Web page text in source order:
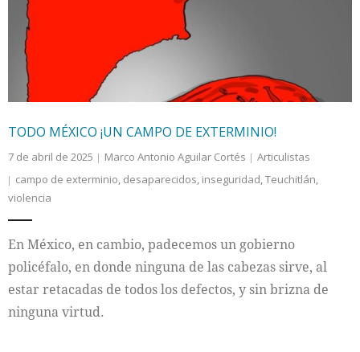
TODO MÉXICO ¡UN CAMPO DE EXTERMINIO!
7 de abril de 2025 Marco Antonio Aguilar Cortés
Articulistas
campo de exterminio, desaparecidos, inseguridad,Teuchitlán,
violencia
En México, en cambio, padecemos un gobierno
policéfalo, en donde ninguna de las cabezas sirve, al
estar retacadas de todos los defectos, y sin brizna de
ninguna virtud.